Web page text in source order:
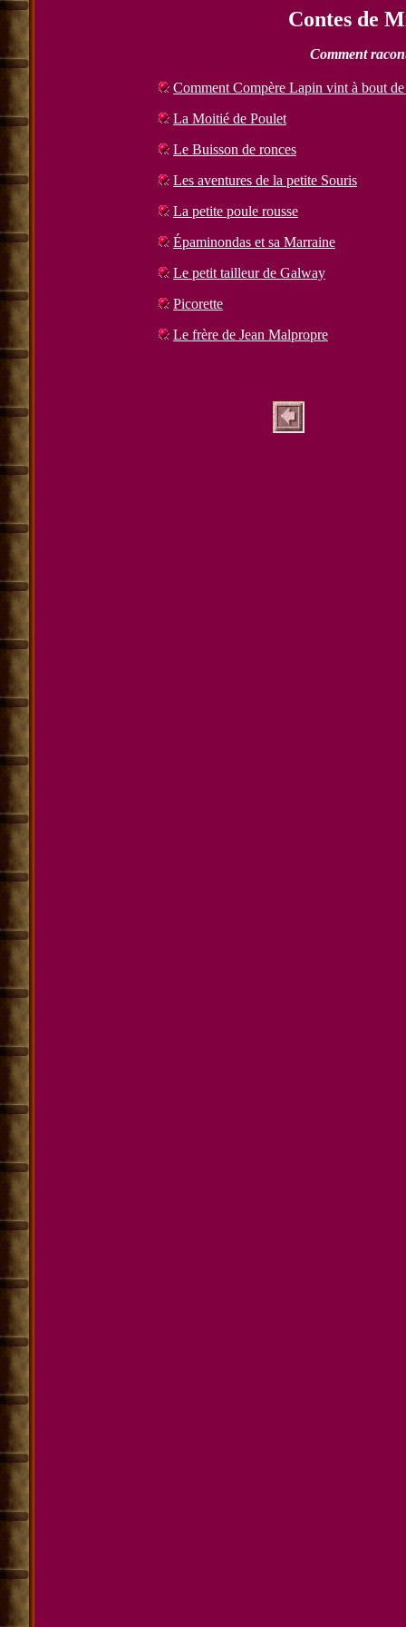
Contes de
Comment
Comment Compère Lapin vint à bout
La Moitié de Poulet
Le Buisson de ronces
Les aventures de la petite Souris
La petite poule rousse
Épaminondas et sa Marraine
Le petit tailleur de Galway
Picorette
Le frère de Jean Malpropre